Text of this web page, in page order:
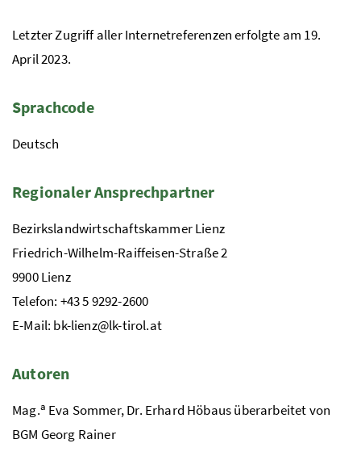
Letzter Zugriff aller Internetreferenzen erfolgte am 19.
April 2023.
Sprachcode
Deutsch
Regionaler Ansprechpartner
Bezirkslandwirtschaftskammer Lienz
Friedrich-Wilhelm-Raiffeisen-Straße 2
9900 Lienz
Telefon: +43 5 9292-2600
E-Mail: bk-lienz@lk-tirol.at
Autoren
Mag.a Eva Sommer,Dr. Erhard Höbausüberarbeitet von
BGM Georg Rainer